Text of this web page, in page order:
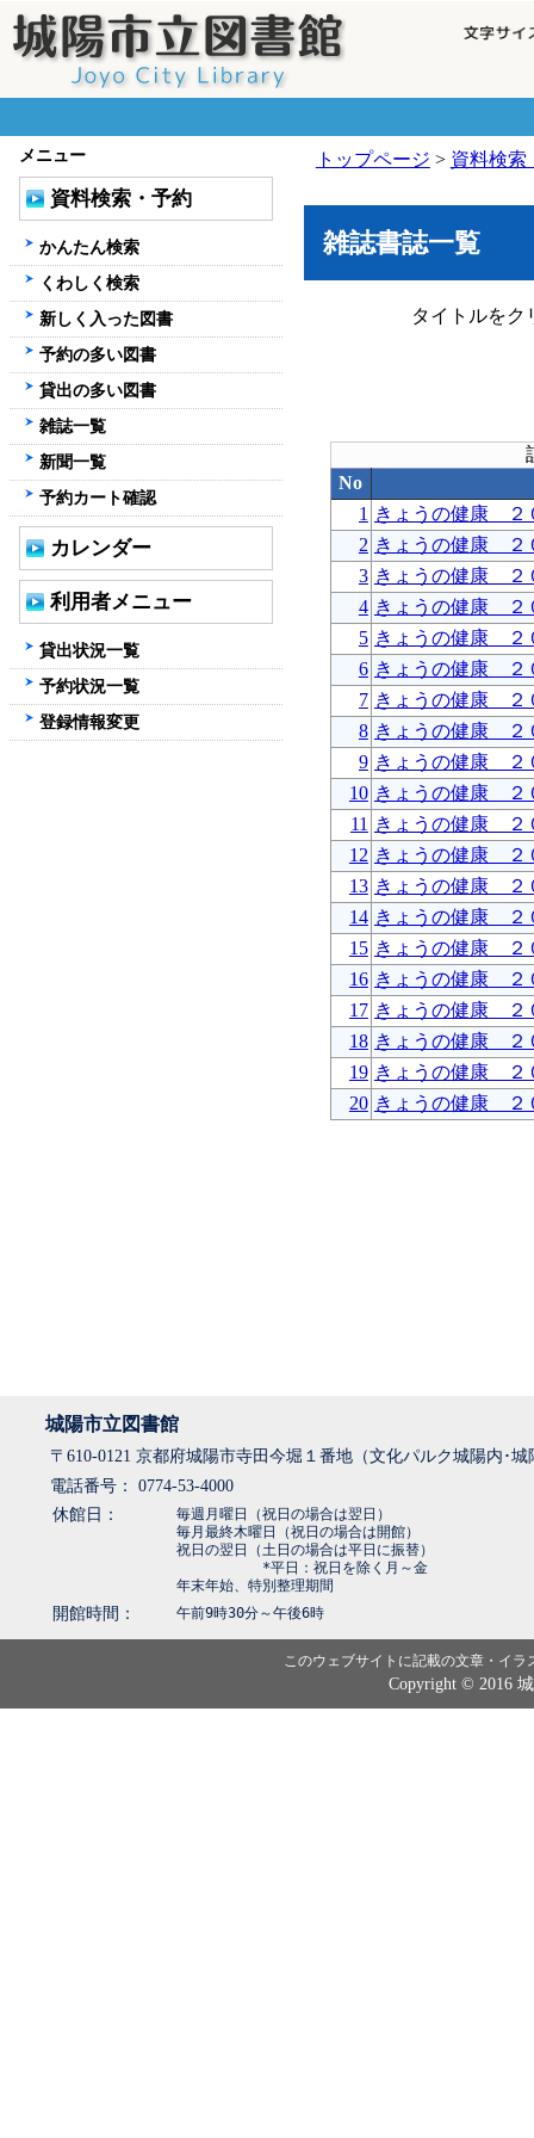
トップページ > 資料検索
雑誌書誌一覧
タイトルをク
No
1 きょうの健康 ２
2 きょうの健康 ２
3 きょうの健康 ２
4 きょうの健康 ２
5 きょうの健康 ２
6 きょうの健康 ２
7 きょうの健康 ２
8 きょうの健康 ２
9 きょうの健康 ２
10 きょうの健康 ２
11 きょうの健康 ２
12 きょうの健康 ２
13 きょうの健康 ２
14 きょうの健康 ２
15 きょうの健康 ２
16 きょうの健康 ２
17 きょうの健康 ２
18 きょうの健康 ２
19 きょうの健康 ２
20 きょうの健康 ２
メニュー
資料検索・予約
かんたん検索
くわしく検索
新しく入った図書
予約の多い図書
貸出の多い図書
雑誌一覧
新聞一覧
予約カート確認
カレンダー
利用者メニュー
貸出状況一覧
予約状況一覧
登録情報変更
城陽市立図書館
〒610-0121 京都府城陽市寺田今堀１番地（文化パルク城陽内･
電話番号： 0774-53-4000
休館日：
毎週月曜日（祝日の場合は翌日）
毎月最終木曜日（祝日の場合は開館）
祝日の翌日（土日の場合は平日に振替）
*平日：祝日を除く月～金
年末年始、特別整理期間
開館時間： 午前9時30分～午後6時
このウェブサイトに記載の文章・イ
Copyright © 2016